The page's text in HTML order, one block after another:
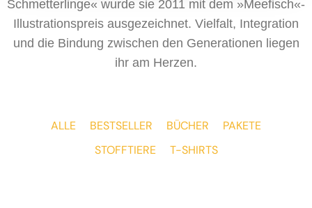
Schmetterlinge« wurde sie 2011 mit dem »Meefisch«-
Illustrationspreis ausgezeichnet. Vielfalt, Integration
und die Bindung zwischen den Generationen liegen
ihr am Herzen.
ALLE BESTSELLER BÜCHER
PAKETE
STOFFTIERE
T-SHIRTS